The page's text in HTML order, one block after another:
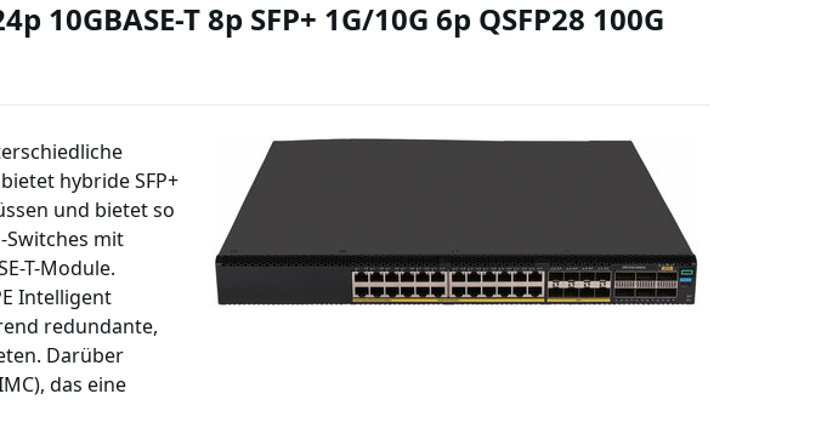
T 8p SFP+ 1G/10G 6p QSFP28 100G
hybride SFP+
und bietet so
Switches mit
T-Module.
Intelligent
redundante,
Darüber
das eine